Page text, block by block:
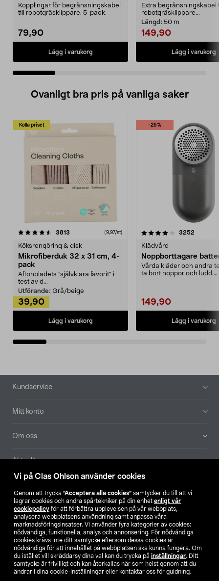
Vi på Clas Ohlson använder cookies
Genom att trycka ”Acceptera alla cookies” samtycker du till att vi
lagrar cookies och andra spårtekniker på din enhet enligt vår
cookiepolicy för att förbättra upplevelsen på vår webbplats,
analysera webbplatsens användning samt anpassa våra
marknadsföringsinsatser. Vi använder fyra kategorier av cookies:
nödvändiga, funktionella, analys och annonsering. För nödvändiga
cookies krävs inte ditt samtycke eftersom dessa cookies är
nödvändiga för att innehållet på webbplatsen ska kunna fungera. Om
du istället vill skräddarsy dina val kan du trycka på inställningar. Ditt
samtycke är frivilligt och kan återkallas när som helst genom att du
ändrar i dina cookie-inställningar eller kontaktar oss för guidning.
Kopplingar för begränsningskabel
till robotgräsklippare. 5-pack.
79,90
Lägg i varukorg
Extra begränsningskabel
robotgräsklippare...
Längd: 50 m
149,90
Lägg i varukorg
Ovanligt bra pris på vanliga saker
Kolla priset
3813 (9,97/st)
Köksrengöring & disk
Mikrofiberduk 32 x 31 cm, 4-
pack
Aftonbladets "självklara favorit” i
test av d...
Utförande: Grå/beige
39,90
Lägg i varukorg
-25%
4.0av 5 stjärnor 3252
Klädvård
Noppborttagare
Vårda kläder och andra
ta bort noppor och ludd.
149,90
Lägg i varukorg
4.5av 5 stjärnor
Sidfot
Kundservice
Mitt konto
Om oss
Aktuellt
Hitta butik
SE NO FI